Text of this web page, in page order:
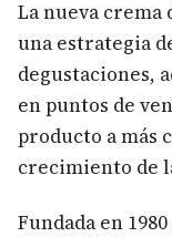
La nueva
una estrategia
degustaciones,
en puntos de
producto a más
crecimiento de
Fundada en